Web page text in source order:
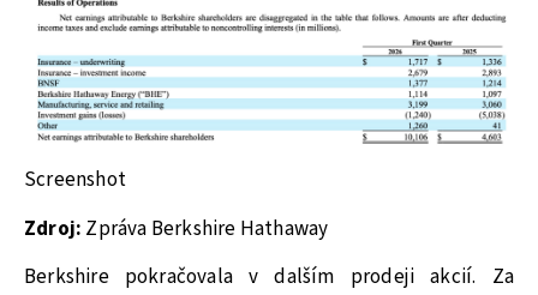
Screenshot
Zdroj: Zpráva Berkshire Hathaway
Berkshire pokračovala v dalším prodeji akcií. Za